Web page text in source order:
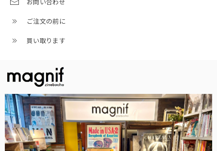
お問い合わせ
ご注文の前に
買い取ります